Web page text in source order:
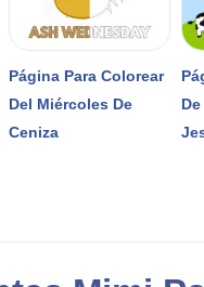
Página Para Colorear
Del Miércoles De
Ceniza